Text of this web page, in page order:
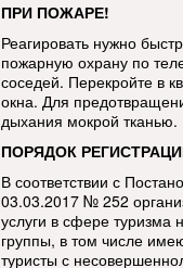
ПРИ ПОЖАРЕ!
Реагировать нужно
пожарную охрану по
соседей. Перекройте в
окна. Для
дыхания мокрой тканью.
ПОРЯДОК
В соответствии с
03.03.2017 № 252
услуги в сфере туризма
группы, в том числе
туристы с